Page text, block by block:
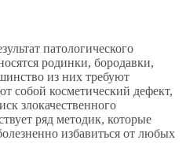
патологического
родинки, бородавки,
из них требуют
собой косметический дефект,
злокачественного
ряд методик, которые
избавиться от любых